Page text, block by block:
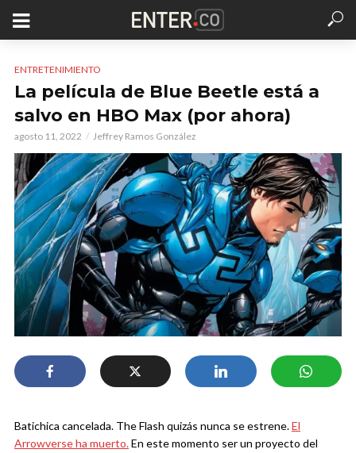
ENTRETENIMIENTO
La película de Blue Beetle está a
salvo en HBO Max (por ahora)
agosto 11, 2022 Jeffrey Ramos González
Batichica cancelada. The Flash quizás nunca se estrene.El
Arrowverse ha muerto.En este momento ser un proyecto del